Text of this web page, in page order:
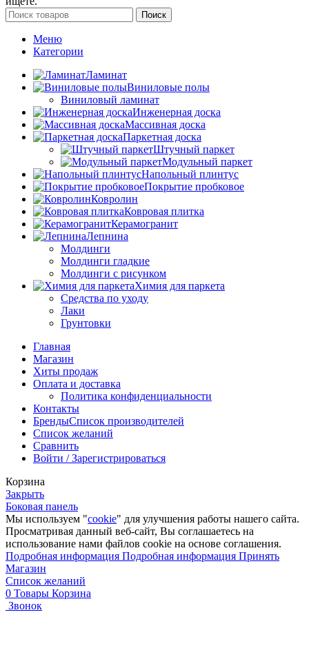
Поиск
Меню
Категории
Ламинат
Виниловые полы
Виниловый ламинат
Инженерная доска
Массивная доска
Паркетная доска
Штучный паркет
Модульный паркет
Напольный плинтус
Покрытие пробковое
Ковролин
Ковровая плитка
Керамогранит
Лепнина
Молдинги
Молдинги гладкие
Молдинги с рисунком
Химия для паркета
Средства по уходу
Лаки
Грунтовки
Главная
Магазин
Хиты продаж
Оплата и доставка
Политика конфиденциальности
Контакты
БрендыСписок производителей
Список желаний
Сравнить
Войти / Зарегистрироваться
Корзина
Закрыть
Боковая панель
Мы используем "cookie" для улучшения работы нашего сайта.
Просматривая данный веб-сайт, Вы соглашаетесь на
использование нами файлов cookie на основе соглашения.
Подробная информация Подробная информация Принять
Магазин
Список желаний
0 Товары Корзина
Звонок